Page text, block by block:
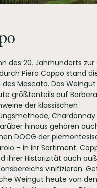
des 20. Jahrhunderts
Piero Coppo stand
des Moscato. Das
größtenteils auf
der klassischen
hinaus gehören
DOCG der
– in ihr Sortiment.
ihrer Historizität auch
vinifizieren.
Weingut heute von